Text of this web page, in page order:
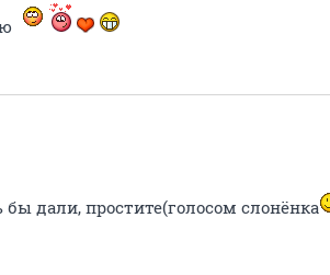
дали, простите(голосом слонёнка